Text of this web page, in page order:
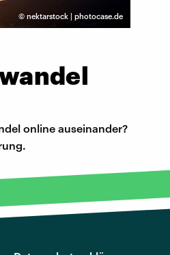
© nektarstock | photocase.de
online auseinander?